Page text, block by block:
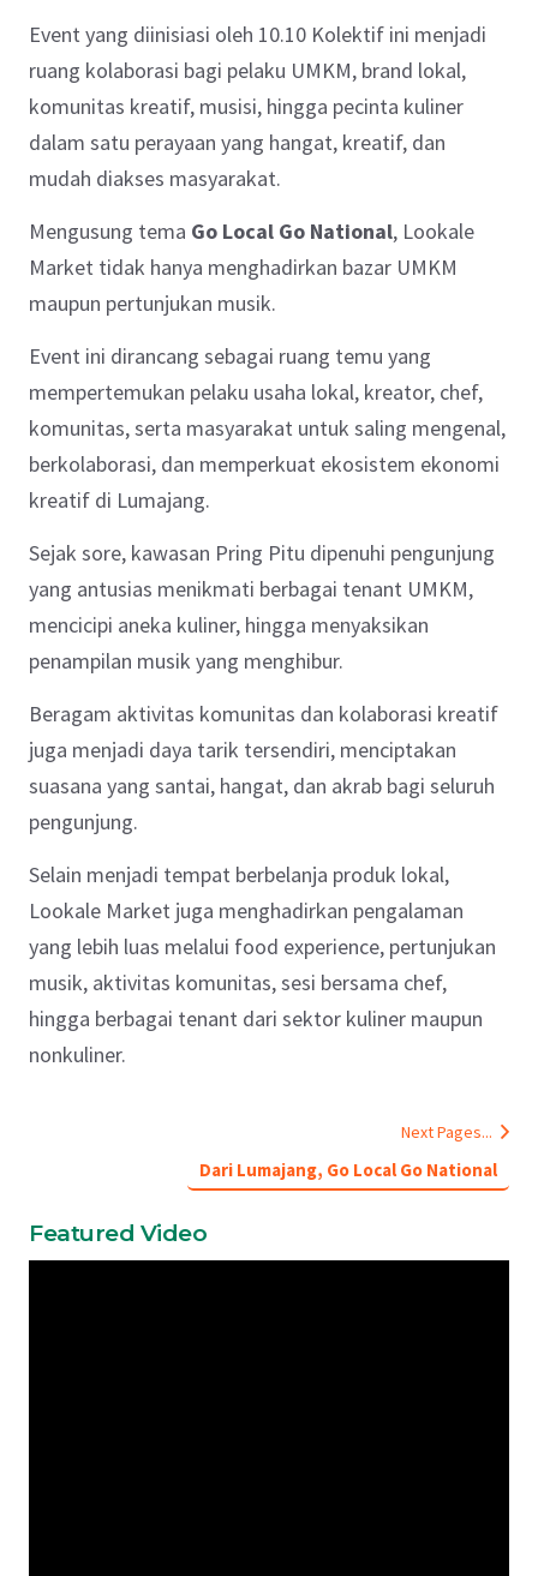
Event yang diinisiasi oleh 10.10 Kolektif ini menjadi
ruang kolaborasi bagi pelaku UMKM, brand lokal,
komunitas kreatif, musisi, hingga pecinta kuliner
dalam satu perayaan yang hangat, kreatif, dan
mudah diakses masyarakat.
Mengusung tema Go Local Go National, Lookale
Market tidak hanya menghadirkan bazar UMKM
maupun pertunjukan musik.
Event ini dirancang sebagai ruang temu yang
mempertemukan pelaku usaha lokal, kreator, chef,
komunitas, serta masyarakat untuk saling mengenal,
berkolaborasi, dan memperkuat ekosistem ekonomi
kreatif di Lumajang.
Sejak sore, kawasan Pring Pitu dipenuhi pengunjung
yang antusias menikmati berbagai tenant UMKM,
mencicipi aneka kuliner, hingga menyaksikan
penampilan musik yang menghibur.
Beragam aktivitas komunitas dan kolaborasi kreatif
juga menjadi daya tarik tersendiri, menciptakan
suasana yang santai, hangat, dan akrab bagi seluruh
pengunjung.
Selain menjadi tempat berbelanja produk lokal,
Lookale Market juga menghadirkan pengalaman
yang lebih luas melalui food experience, pertunjukan
musik, aktivitas komunitas, sesi bersama chef,
hingga berbagai tenant dari sektor kuliner maupun
nonkuliner.
Next Pages...
Dari Lumajang, Go Local Go National
Featured Video